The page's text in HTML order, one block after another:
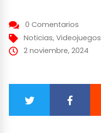
0 Comentarios
Noticias, Videojuegos
2 noviembre, 2024